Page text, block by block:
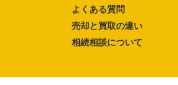
よくある質問
売却と買取の違い
相続相談について